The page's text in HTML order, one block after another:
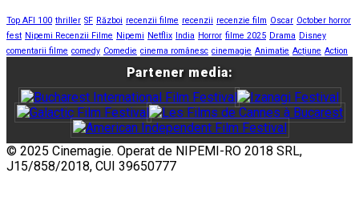
Top AFI 100 thriller SF Război recenzii filme recenzii recenzie film Oscar October horror
fest Nipemi Recenzii Filme Nipemi Netflix India Horror filme 2025 Drama Disney
comentarii filme comedy Comedie cinema românesc cinemagie Animatie Acțiune Action
Partener media:
© 2025 Cinemagie. Operat de NIPEMI-RO 2018 SRL,
J15/858/2018, CUI 39650777